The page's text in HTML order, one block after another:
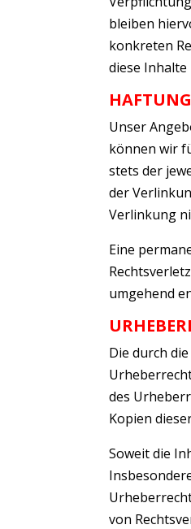
bleiben
konkreten
diese
Unser
können wir
stets der
der
Verlinkung
Eine
umgehend
Die durch
des
Kopien
Soweit die
von